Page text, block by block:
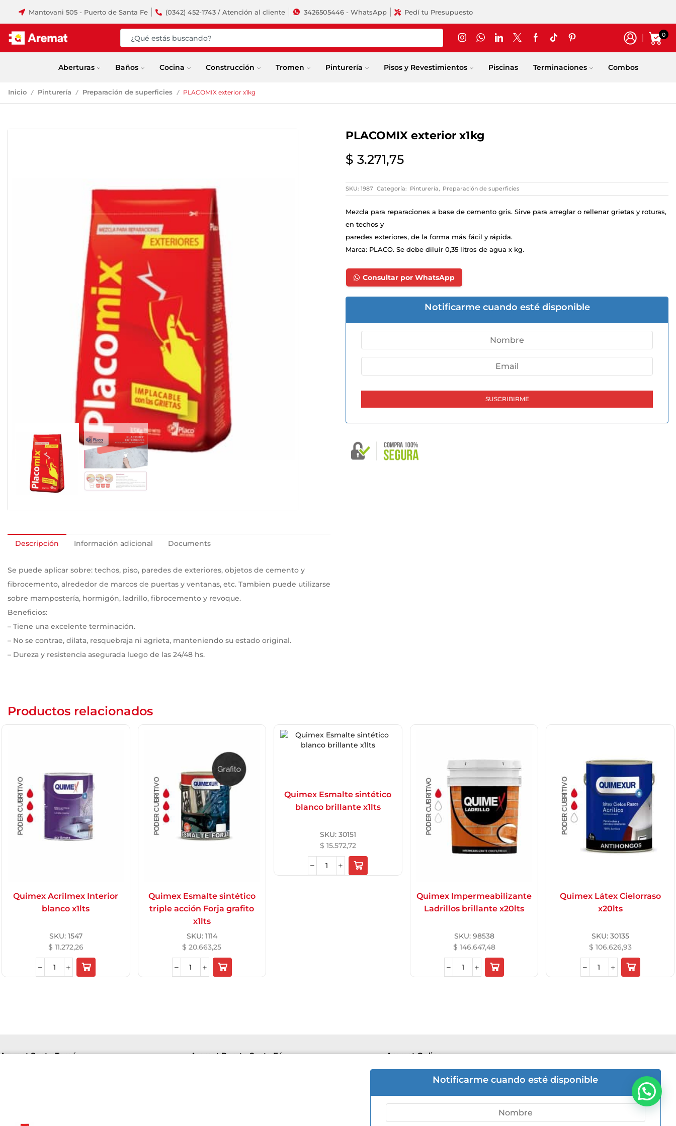
Mantovani 505 - Puerto de Santa Fe (0342) 452-1743 / Atención al cliente 3426505446 - WhatsApp Pedí tu Presupuesto
0
Aberturas Baños Cocina Construcción Tromen Pinturería Pisos y Revestimientos Piscinas Terminaciones Combos
Inicio / Pinturería / Preparación de superficies / PLACOMIX exterior x1kg
Descripción Información adicional Documents
Se puede aplicar sobre: techos, piso, paredes de exteriores, objetos de cemento y
fibrocemento, alrededor de marcos de puertas y ventanas, etc. Tambien puede utilizarse
sobre mampostería, hormigón, ladrillo, fibrocemento y revoque.
Beneficios:
– Tiene una excelente terminación.
– No se contrae, dilata, resquebraja ni agrieta, manteniendo su estado original.
– Dureza y resistencia asegurada luego de las 24/48 hs.
PLACOMIX exterior x1kg
$ 3.271,75
SKU: 1987 Categoría: Pinturería, Preparación de superficies
Mezcla para reparaciones a base de cemento gris. Sirve para arreglar o rellenar grietas y roturas,
en techos y
paredes exteriores, de la forma más fácil y rápida.
Marca: PLACO. Se debe diluir 0,35 litros de agua x kg.
Consultar por WhatsApp
Notificarme cuando esté disponible
Productos relacionados
Quimex Acrilmex Interior
blanco x1lts
SKU: 1547
$ 11.272,26
Quimex Esmalte sintético
triple acción Forja grafito
x1lts
SKU: 1114
$ 20.663,25
Quimex Esmalte sintético
blanco brillante x1lts
SKU: 30151
$ 15.572,72
Quimex Impermeabilizante
Ladrillos brillante x20lts
SKU: 98538
$ 146.647,48
Quimex Látex Cielorraso
x20lts
SKU: 30135
$ 106.626,93
Aremat Santo Tomé
Aremat Puerto Santa Fé
Aremat Online
Lu-Vie 8hs a 16hs | Sab 8hs a 12hs.
+54 9 3426 50-5446
Notificarme cuando esté disponible